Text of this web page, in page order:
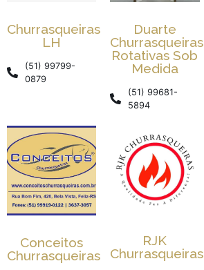
Churrasqueiras
LH
(51) 99799-
0879
Duarte
Churrasqueiras
Rotativas Sob
Medida
(51) 99681-
5894
Conceitos
Churrasqueiras
RJK
Churrasqueiras